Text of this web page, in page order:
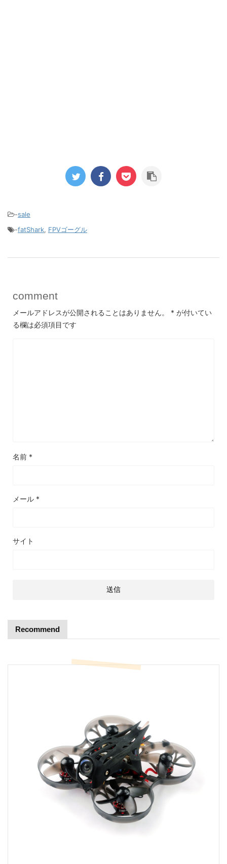
-sale
-fatShark, FPVゴーグル
comment
メールアドレスが公開されることはありません。 * が付いてい
る欄は必須項目です
名前 *
メール *
サイト
Recommend